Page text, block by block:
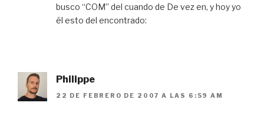
busco “COM” del cuando de De vez en, y hoy yo
él esto del encontrado:
Philippe
22 DE FEBRERO DE 2007 A LAS 6:59 AM